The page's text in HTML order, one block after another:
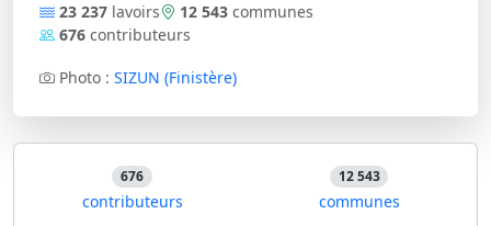
23 237 lavoirs 12 543 communes
676 contributeurs
Photo : SIZUN (Finistère)
676
contributeurs
12 543
communes